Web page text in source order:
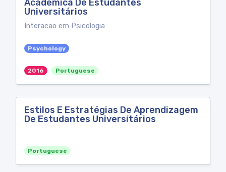
Acadêmica De Estudantes
Universitários
Interacao em Psicologia
Psychology
2016 Portuguese
Estilos E Estratégias De Aprendizagem
De Estudantes Universitários
Portuguese